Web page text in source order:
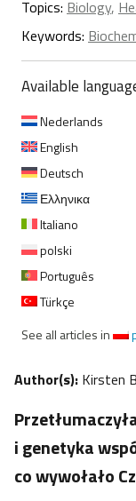
Topics: Biology,
Keywords:
Available
Nederlands
English
Deutsch
Ελληνικα
Italiano
polski
Português
Türkçe
See all articles in
Author(s): Kirsten
i genetyka
co wywołało